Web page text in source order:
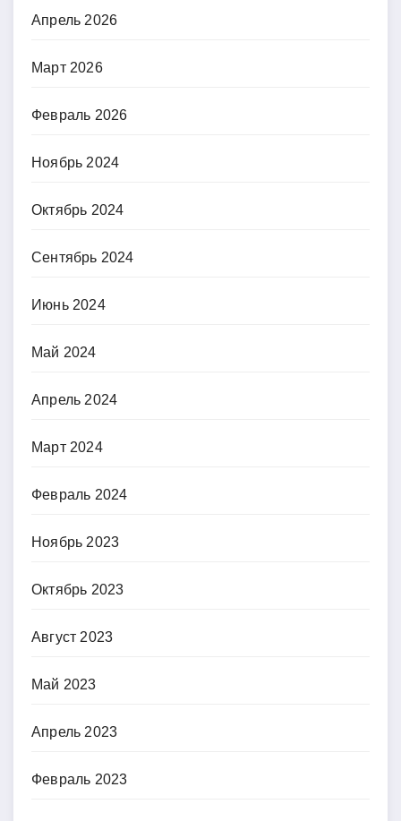
Апрель 2026
Март 2026
Февраль 2026
Ноябрь 2024
Октябрь 2024
Сентябрь 2024
Июнь 2024
Май 2024
Апрель 2024
Март 2024
Февраль 2024
Ноябрь 2023
Октябрь 2023
Август 2023
Май 2023
Апрель 2023
Февраль 2023